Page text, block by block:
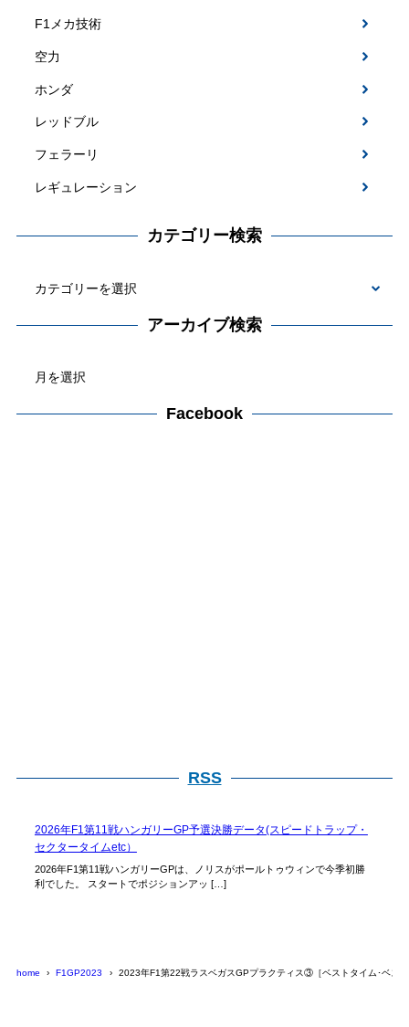
F1メカ技術
空力
ホンダ
レッドブル
フェラーリ
レギュレーション
カテゴリー検索
検
アーカイブ検索
カ
Facebook
RSS
2026年F1第11戦ハンガリーGP予選決勝データ(スピードトラップ・
セクタータイムetc）
2026年F1第11戦ハンガリーGPは、ノリスがポールトゥウィンで今季初勝
利でした。 スタートでポジションアッ […]
home F1GP2023 2023年F1第22戦ラスベガスGPプラクティス③［ベストタイム･ベス